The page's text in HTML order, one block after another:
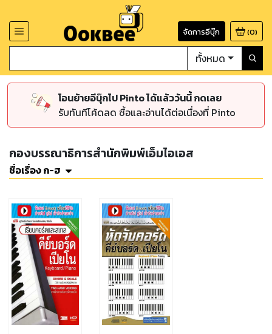
จัดการอีบุ๊ก (0)
ทั้งหมด
โอนย้ายอีบุ๊กไป Pinto ได้แล้ววันนี้ กดเลย
รับทันทีโค้ดลด ซื้อและอ่านได้ต่อเนื่องที่ Pinto
กองบรรณาธิการสำนักพิมพ์เอ็มไอเอส
ชื่อเรื่อง ก-ฮ